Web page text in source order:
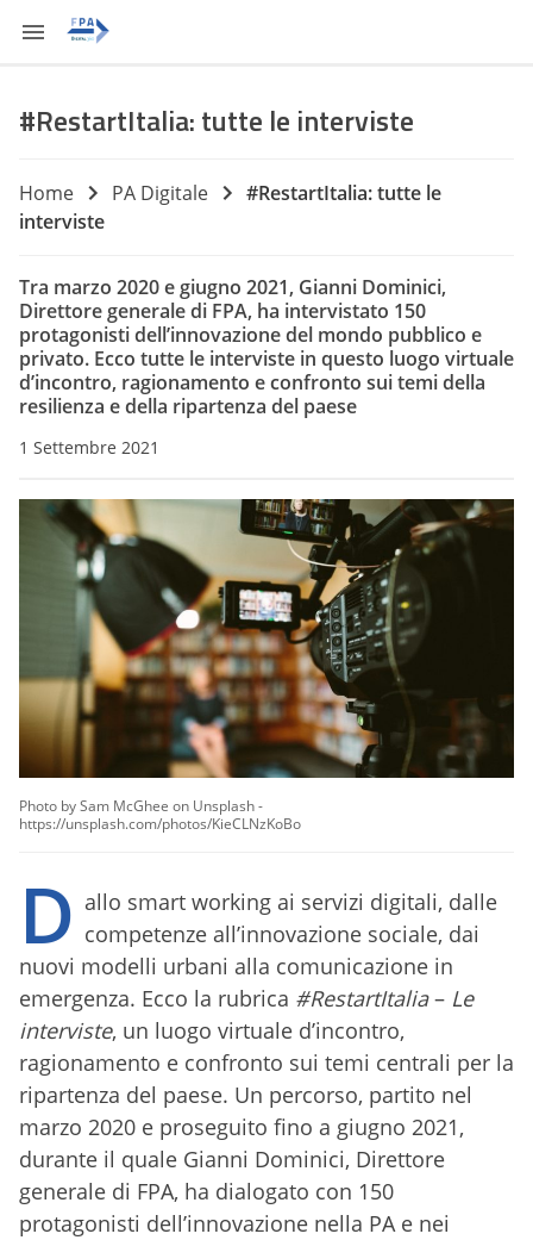
#RestartItalia: tutte le interviste
Home PA Digitale
#RestartItalia: tutte le
interviste
Tra marzo 2020 e giugno 2021, Gianni Dominici,
Direttore generale di FPA, ha intervistato 150
protagonisti dell’innovazione del mondo pubblico e
privato. Ecco tutte le interviste in questo luogo virtuale
d’incontro, ragionamento e confronto sui temi della
resilienza e della ripartenza del paese
1 Settembre 2021
Photo by Sam McGhee on Unsplash -
https://unsplash.com/photos/KieCLNzKoBo
D allo smart working ai servizi digitali, dalle
competenze all’innovazione sociale, dai
nuovi modelli urbani alla comunicazione in
emergenza. Ecco la rubrica #RestartItalia– Le
interviste, un luogo virtuale d’incontro,
ragionamento e confronto sui temi centrali per la
ripartenza del paese. Un percorso, partito nel
marzo 2020 e proseguito fino a giugno 2021,
durante il quale Gianni Dominici, Direttore
generale di FPA, ha dialogato con 150
protagonisti dell’innovazione nella PA e nei